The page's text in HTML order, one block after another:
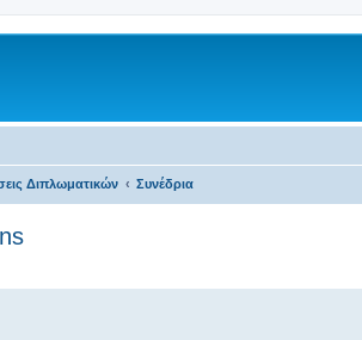
Διπλωματικών Συνέδρια